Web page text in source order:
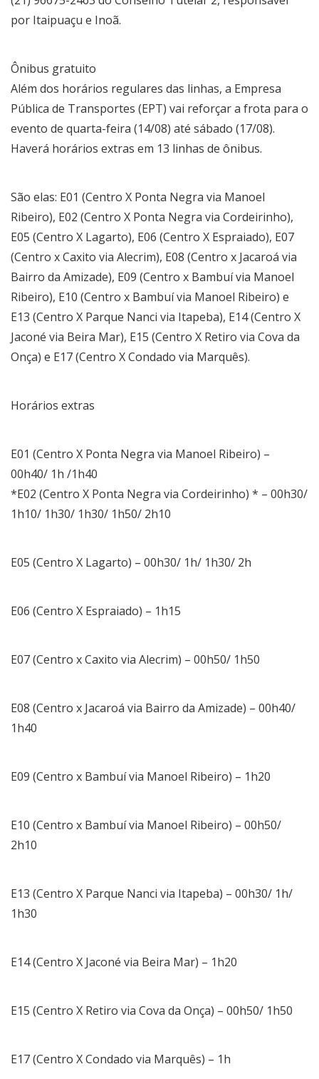
por Itaipuaçu e Inoã.
Ônibus gratuito
Além dos horários regulares das linhas, a Empresa
Pública de Transportes (EPT) vai reforçar a frota para o
evento de quarta-feira (14/08) até sábado (17/08).
Haverá horários extras em 13 linhas de ônibus.
São elas: E01 (Centro X Ponta Negra via Manoel
Ribeiro), E02 (Centro X Ponta Negra via Cordeirinho),
E05 (Centro X Lagarto), E06 (Centro X Espraiado), E07
(Centro x Caxito via Alecrim), E08 (Centro x Jacaroá via
Bairro da Amizade), E09 (Centro x Bambuí via Manoel
Ribeiro), E10 (Centro x Bambuí via Manoel Ribeiro) e
E13 (Centro X Parque Nanci via Itapeba), E14 (Centro X
Jaconé via Beira Mar), E15 (Centro X Retiro via Cova da
Onça) e E17 (Centro X Condado via Marquês).
Horários extras
E01 (Centro X Ponta Negra via Manoel Ribeiro) –
00h40/ 1h /1h40
*E02 (Centro X Ponta Negra via Cordeirinho) * – 00h30/
1h10/ 1h30/ 1h30/ 1h50/ 2h10
E05 (Centro X Lagarto) – 00h30/ 1h/ 1h30/ 2h
E06 (Centro X Espraiado) – 1h15
E07 (Centro x Caxito via Alecrim) – 00h50/ 1h50
E08 (Centro x Jacaroá via Bairro da Amizade) – 00h40/
1h40
E09 (Centro x Bambuí via Manoel Ribeiro) – 1h20
E10 (Centro x Bambuí via Manoel Ribeiro) – 00h50/
2h10
E13 (Centro X Parque Nanci via Itapeba) – 00h30/ 1h/
1h30
E14 (Centro X Jaconé via Beira Mar) – 1h20
E15 (Centro X Retiro via Cova da Onça) – 00h50/ 1h50
E17 (Centro X Condado via Marquês) – 1h